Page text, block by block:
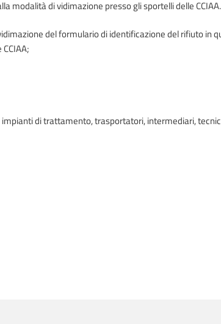
modalità di vidimazione presso gli sportelli delle CCIAA.
del formulario di identificazione del rifiuto in
di trattamento, trasportatori, intermediari,